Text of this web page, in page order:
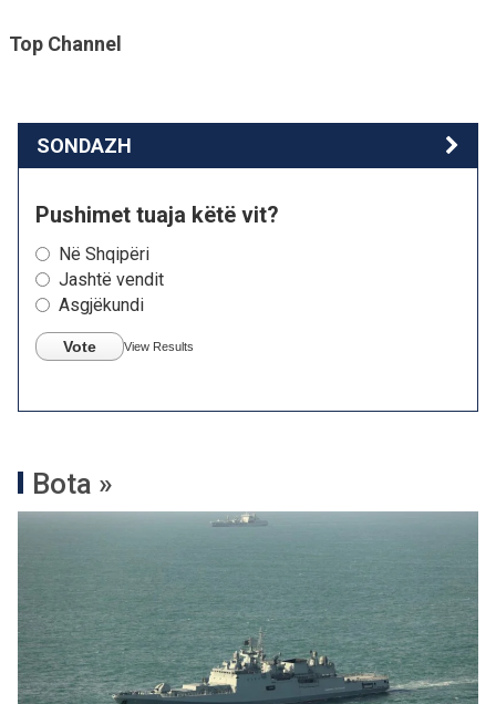
Top Channel
SONDAZH
Pushimet tuaja këtë vit?
Në Shqipëri
Jashtë vendit
Asgjëkundi
Vote View Results
Bota »